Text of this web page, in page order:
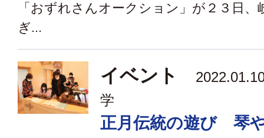
「おずれさんオークション」が２３日、
ぎ...
イベント
学
正月伝統の遊び 琴